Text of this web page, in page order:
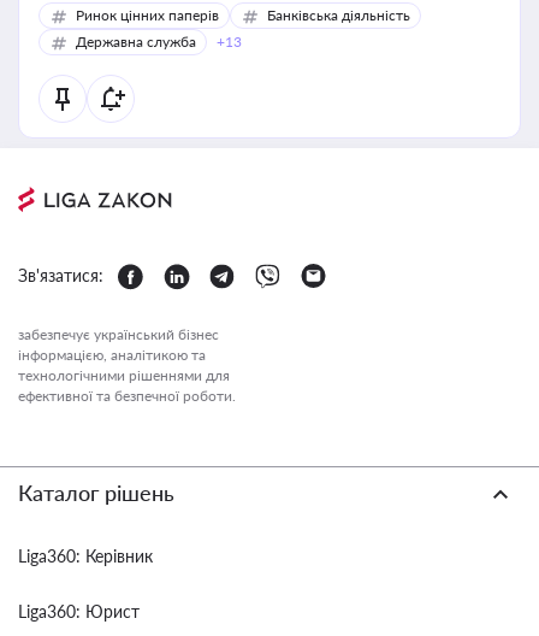
Ринок цінних паперів
Банківська діяльність
Державна служба
+13
Зв'язатися:
забезпечує український бізнес
інформацією, аналітикою та
технологічними рішеннями для
ефективної та безпечної роботи.
Каталог рішень
Liga360: Керівник
Liga360: Юрист